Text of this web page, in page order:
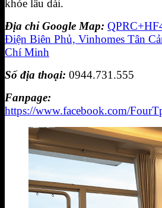
khỏe lâu dài.
Địa chỉ Google Map:
Điện Biên Phủ, Vinhomes Tân
Chí Minh
Số địa thoại: 0944.731.555
Fanpage:
https://www.facebook.com/